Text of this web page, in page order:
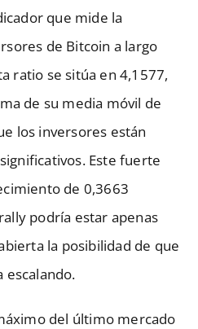
que mide la
de Bitcoin a largo
ratio se sitúa en 4,1577,
de su media móvil de
los inversores están
Este fuerte
de 0,3663
podría estar apenas
la posibilidad de que
escalando.
del último mercado